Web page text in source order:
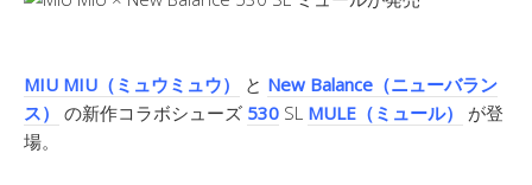
MIU MIU（ミュウミュウ） と New Balance（ニューバラン
ス）
の新作コラボシューズ 530 SL MULE（ミュール）
が登
場。